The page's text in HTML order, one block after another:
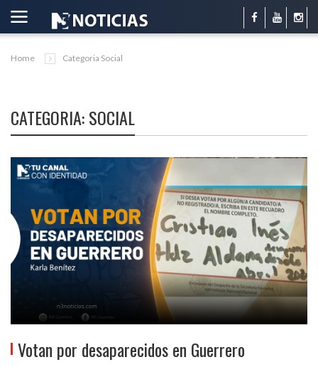
Home Categoria Social
CATEGORIA: SOCIAL
Votan por desaparecidos en Guerrero